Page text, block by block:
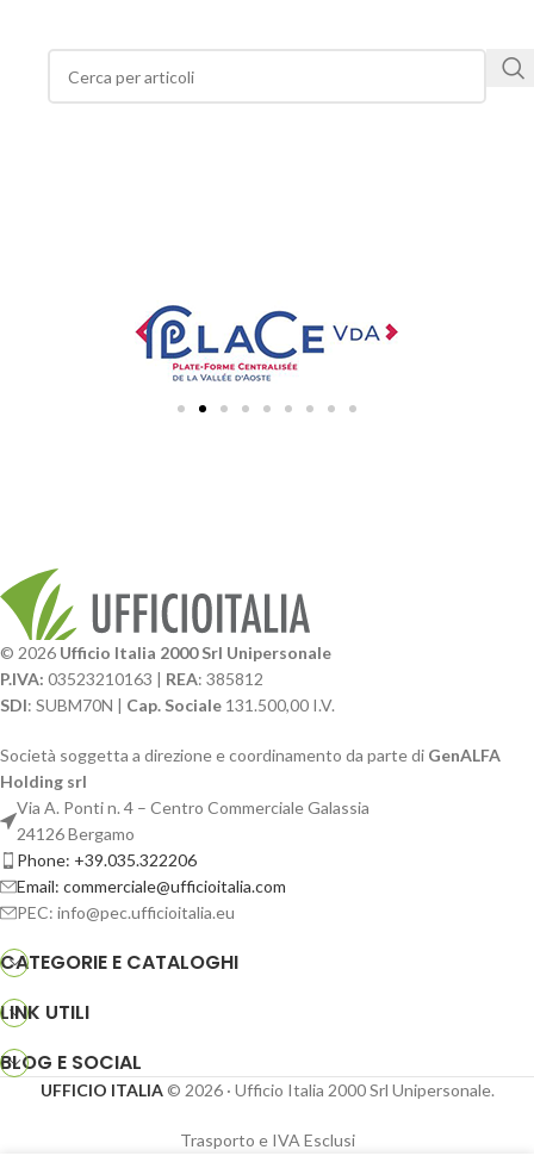
© 2026 Ufficio Italia 2000 Srl Unipersonale
P.IVA: 03523210163 | REA: 385812
SDI: SUBM70N | Cap. Sociale 131.500,00 I.V.
Società soggetta a direzione e coordinamento da parte di GenALFA
Holding srl
Via A. Ponti n. 4 – Centro Commerciale Galassia
24126 Bergamo
Phone: +39.035.322206
Email: commerciale@ufficioitalia.com
PEC: info@pec.ufficioitalia.eu
CATEGORIE E CATALOGHI
LINK UTILI
BLOG E SOCIAL
UFFICIO ITALIA © 2026· Ufficio Italia 2000 Srl Unipersonale.
Trasporto e IVA Esclusi